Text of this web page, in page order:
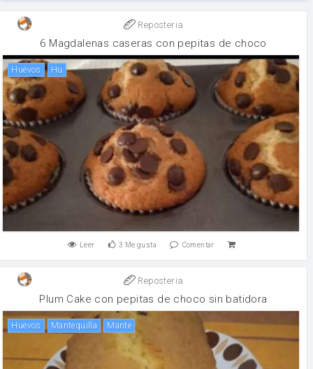
Reposteria
6 Magdalenas caseras con pepitas de choco
huevos hu
Leer 3 Me gusta Comentar
Reposteria
Plum Cake con pepitas de choco sin batidora
huevos mantequilla mante